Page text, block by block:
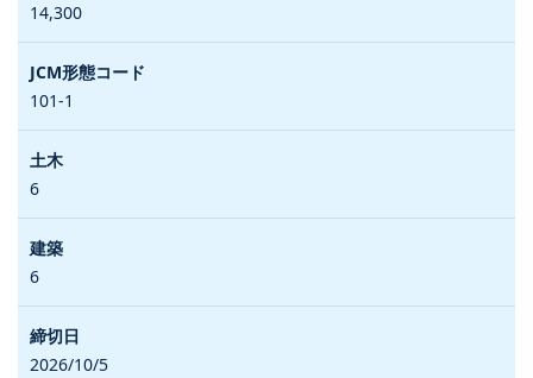
14,300
101-1
6
6
2026/10/5